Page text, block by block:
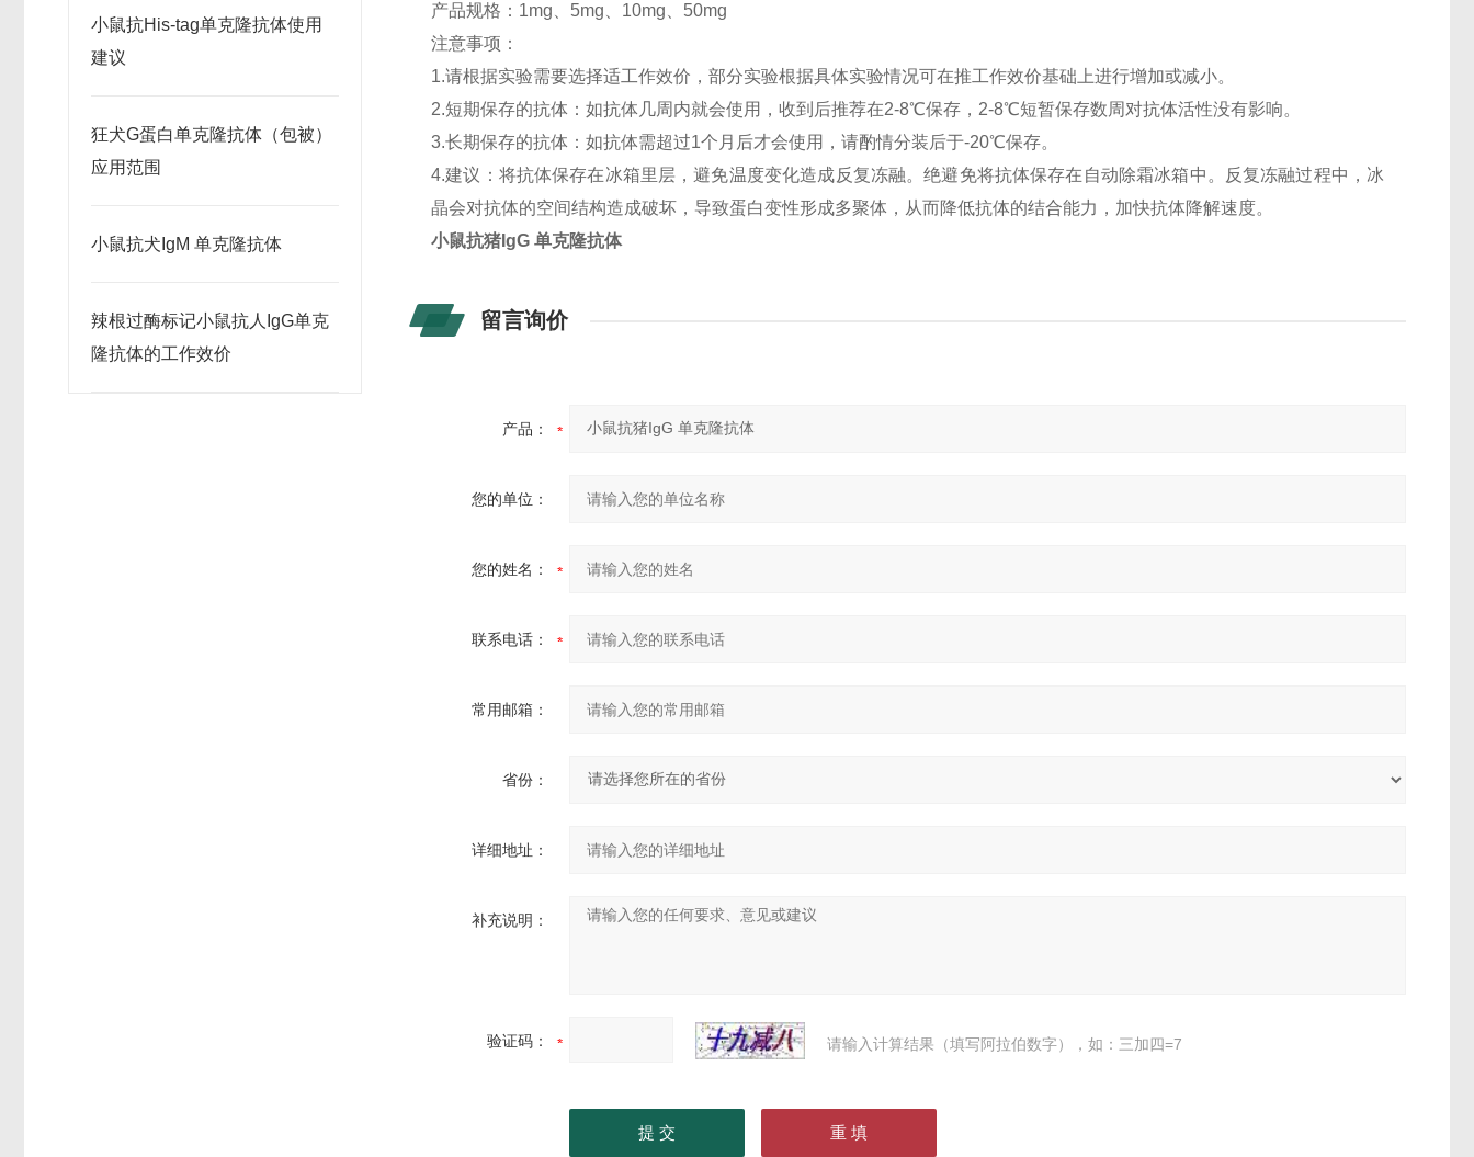
小鼠抗His-tag单克隆抗体使用
建议
狂犬G蛋白单克隆抗体（包被）
应用范围
​小鼠抗犬IgM 单克隆抗体
辣根过酶标记小鼠抗人IgG单克
隆抗体的工作效价
产品规格：1mg、5mg、10mg、50mg
注意事项：
1.请根据实验需要选择适工作效价，部分实验根据具体实验情况可在推工作效价基础上进行增加或减小。
2.短期保存的抗体：如抗体几周内就会使用，收到后推荐在2-8℃保存，2-8℃短暂保存数周对抗体活性没有影响。
3.长期保存的抗体：如抗体需超过1个月后才会使用，请酌情分装后于-20℃保存。
4.建议：将抗体保存在冰箱里层，避免温度变化造成反复冻融。绝避免将抗体保存在自动除霜冰箱中。反复冻融过程中，冰
晶会对抗体的空间结构造成破坏，导致蛋白变性形成多聚体，从而降低抗体的结合能力，加快抗体降解速度。
小鼠抗猪IgG 单克隆抗体
留言询价
产品：
您的单位：
您的姓名：
联系电话：
常用邮箱：
省份：
详细地址：
补充说明：
验证码： 请输入计算结果（填写阿拉伯数字），如：三加四=7